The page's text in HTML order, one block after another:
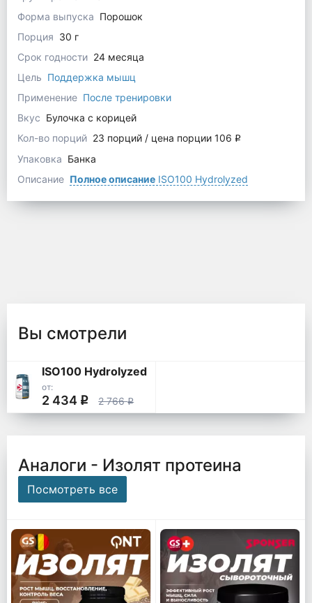
Форма выпуска Порошок
Порция 30 г
Срок годности 24 месяца
Цель Поддержка мышц
Применение После тренировки
Вкус Булочка с корицей
Кол-во порций 23 порций / цена порции 106 q
Упаковка Банка
Описание Полное описаниеISO100 Hydrolyzed
Вы смотрели
ISO100 Hydrolyzed
от:
2 434 q 2 766q
Аналоги - Изолят протеина
Посмотреть все